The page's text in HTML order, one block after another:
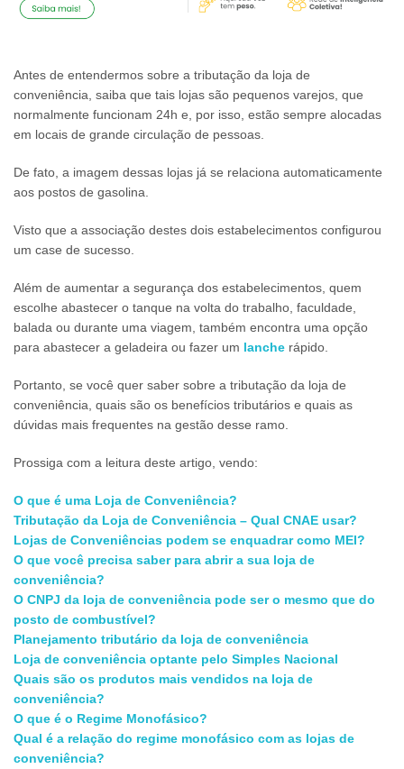
Antes de entendermos sobre a tributação da loja de
conveniência, saiba que tais lojas são pequenos varejos, que
normalmente funcionam 24h e, por isso, estão sempre alocadas
em locais de grande circulação de pessoas.
De fato, a imagem dessas lojas já se relaciona automaticamente
aos postos de gasolina.
Visto que a associação destes dois estabelecimentos configurou
um case de sucesso.
Além de aumentar a segurança dos estabelecimentos, quem
escolhe abastecer o tanque na volta do trabalho, faculdade,
balada ou durante uma viagem, também encontra uma opção
para abastecer a geladeira ou fazer um lanche rápido.
Portanto, se você quer saber sobre a tributação da loja de
conveniência, quais são os benefícios tributários e quais as
dúvidas mais frequentes na gestão desse ramo.
Prossiga com a leitura deste artigo, vendo:
O que é uma Loja de Conveniência?
Tributação da Loja de Conveniência – Qual CNAE usar?
Lojas de Conveniências podem se enquadrar como MEI?
O que você precisa saber para abrir a sua loja de
conveniência?
O CNPJ da loja de conveniência pode ser o mesmo que do
posto de combustível?
Planejamento tributário da loja de conveniência
Loja de conveniência optante pelo Simples Nacional
Quais são os produtos mais vendidos na loja de
conveniência?
O que é o Regime Monofásico?
Qual é a relação do regime monofásico com as lojas de
conveniência?